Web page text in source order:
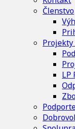
Členstvo
LP